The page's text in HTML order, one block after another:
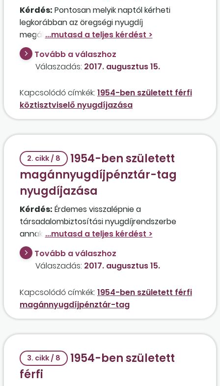
Kérdés: Pontosan melyik naptól kérheti
legkorábban az öregségi nyugdíj
megállapítását egy 1954. július 21-én született,
több mint 40 év jogszerző idővel rendelkező
férfi, aki közszolgálati tisztviselőként dolgozik
egy polgármesteri hivatalban? Van felmentési
mennyi időre köteles felmenteni a
köztisztviselőt a munkavégzés alól?
Tovább a válaszhoz
Válaszadás: 2017. augusztus 15.
Kapcsolódó címkék: 1954-ben született férfi
köztisztviselő nyugdíjazása
2. cikk / 8
1954-ben született
magánnyugdíjpénztár-tag
nyugdíjazása
Kérdés: Érdemes visszalépnie a
társadalombiztosítási nyugdíjrendszerbe
annak az 1954. november 28-án született
férfinak, aki 2018. május 28-án eléri a
nyugdíjkorhatárt, és 2018 augusztusára 45 év
szolgálati idővel fog rendelkezni? A
számláján jelenleg 8 millió forint van, aminek kb.
a fele a befizetés, a másik fele pedig a hozam.
Tovább a válaszhoz
Válaszadás: 2017. augusztus 15.
Kapcsolódó címkék: 1954-ben született férfi
magánnyugdíjpénztár-tag
3. cikk / 8
1954-ben született
férfi